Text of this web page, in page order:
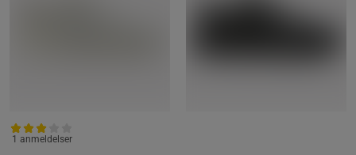
1 anmeldelser